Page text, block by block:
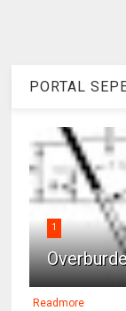
PORTAL
1
Readmore